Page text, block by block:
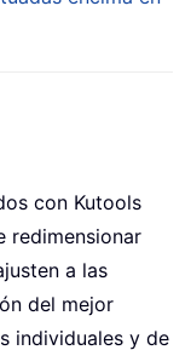
con Kutools
redimensionar
a las
del mejor
individuales y de